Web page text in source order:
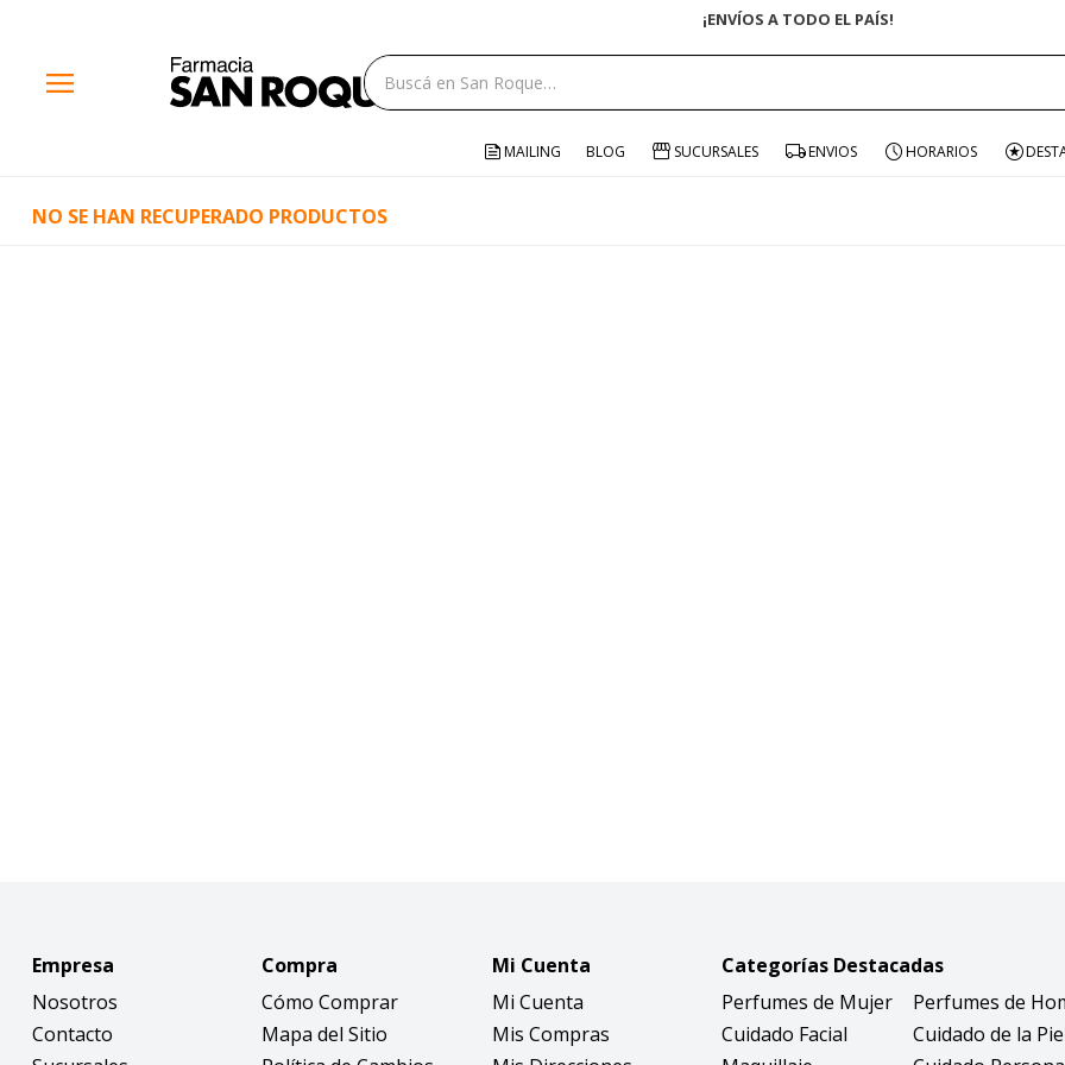
¡ENVÍOS A TODO EL PAÍS!
menu
MAILING BLOG SUCURSALES ENVIOS HORARIOS
NO SE HAN RECUPERADO PRODUCTOS
Empresa
Nosotros
Contacto
Compra
Cómo Comprar
Mapa del Sitio
Mi Cuenta
Mi Cuenta
Mis Compras
Categorías Destacadas
Perfumes de Mujer
Perfumes de
Cuidado Facial
Cuidado de la
close
storefront
help